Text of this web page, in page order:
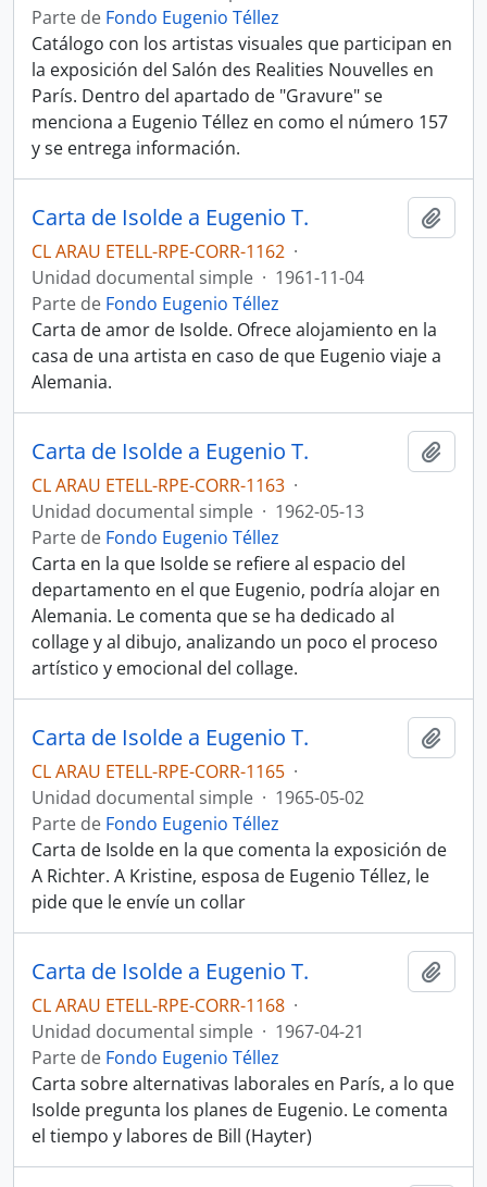
Parte de Fondo Eugenio Téllez
Catálogo con los artistas visuales que participan en
la exposición del Salón des Realities Nouvelles en
París. Dentro del apartado de "Gravure" se
menciona a Eugenio Téllez en como el número 157
y se entrega información.
Carta de Isolde a Eugenio T.
CL ARAU ETELL-RPE-CORR-1162 ·
Unidad documental simple · 1961-11-04
Parte de Fondo Eugenio Téllez
Carta de amor de Isolde. Ofrece alojamiento en la
casa de una artista en caso de que Eugenio viaje a
Alemania.
Carta de Isolde a Eugenio T.
CL ARAU ETELL-RPE-CORR-1163 ·
Unidad documental simple · 1962-05-13
Parte de Fondo Eugenio Téllez
Carta en la que Isolde se refiere al espacio del
departamento en el que Eugenio, podría alojar en
Alemania. Le comenta que se ha dedicado al
collage y al dibujo, analizando un poco el proceso
artístico y emocional del collage.
Carta de Isolde a Eugenio T.
CL ARAU ETELL-RPE-CORR-1165 ·
Unidad documental simple · 1965-05-02
Parte de Fondo Eugenio Téllez
Carta de Isolde en la que comenta la exposición de
A Richter. A Kristine, esposa de Eugenio Téllez, le
pide que le envíe un collar
Carta de Isolde a Eugenio T.
CL ARAU ETELL-RPE-CORR-1168 ·
Unidad documental simple · 1967-04-21
Parte de Fondo Eugenio Téllez
Carta sobre alternativas laborales en París, a lo que
Isolde pregunta los planes de Eugenio. Le comenta
el tiempo y labores de Bill (Hayter)